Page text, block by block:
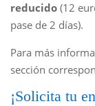
reducido(12
pase de 2 días).
Para más
sección
¡Solicita tu